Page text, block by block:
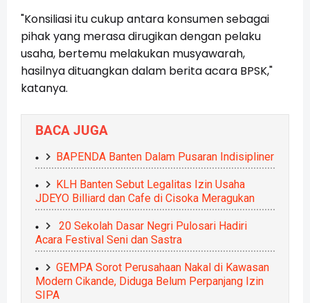
"Konsiliasi itu cukup antara konsumen sebagai
pihak yang merasa dirugikan dengan pelaku
usaha, bertemu melakukan musyawarah,
hasilnya dituangkan dalam berita acara BPSK,"
katanya.
BACA JUGA
BAPENDA Banten Dalam Pusaran Indisipliner
KLH Banten Sebut Legalitas Izin Usaha
JDEYO Billiard dan Cafe di Cisoka Meragukan
20 Sekolah Dasar Negri Pulosari Hadiri
Acara Festival Seni dan Sastra
GEMPA Sorot Perusahaan Nakal di Kawasan
Modern Cikande, Diduga Belum Perpanjang Izin
SIPA